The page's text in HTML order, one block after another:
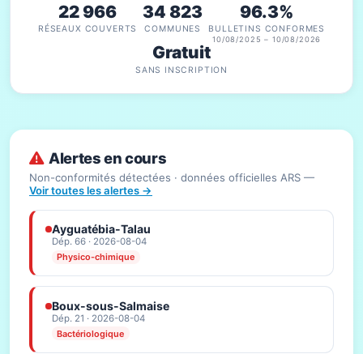
22 966
RÉSEAUX COUVERTS
34 823
COMMUNES
96.3%
BULLETINS CONFORMES
10/08/2025 – 10/08/2026
Gratuit
SANS INSCRIPTION
Alertes en cours
Non-conformités détectées · données officielles ARS —
Voir toutes les alertes →
Ayguatébia-Talau
Dép. 66 · 2026-08-04
Physico-chimique
Boux-sous-Salmaise
Dép. 21 · 2026-08-04
Bactériologique